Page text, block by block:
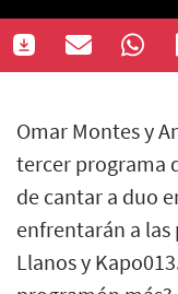
Omar Montes y
tercer programa
de cantar a duo
enfrentarán a las
Llanos y